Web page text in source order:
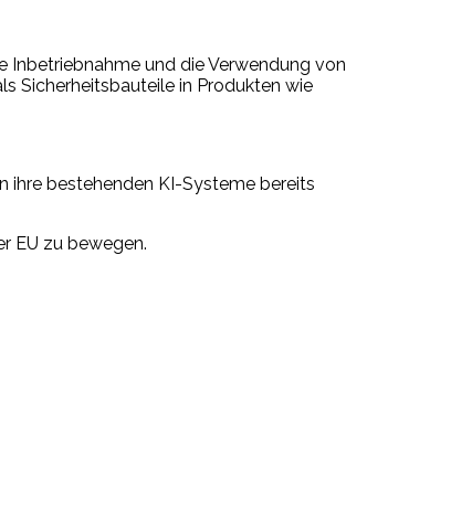
Inbetriebnahme und die Verwendung von
Sicherheitsbauteile in Produkten wie
ihre bestehenden KI-Systeme bereits
EU zu bewegen.